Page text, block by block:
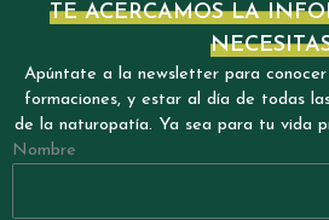
TE ACERCAMOS LA
Apúntate a la newsletter para conocer
formaciones, y estar al día de todas
de la naturopatía. Ya sea para tu vida
Nombre